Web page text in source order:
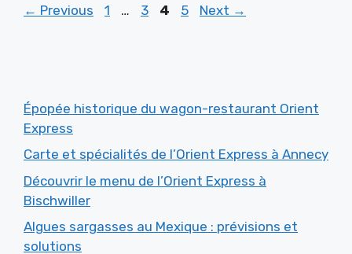
← Previous Page
1 … Page
3 Page
4 Page
5 Next →
Épopée historique du wagon-restaurant Orient
Express
Carte et spécialités de l’Orient Express à Annecy
Découvrir le menu de l’Orient Express à
Bischwiller
Algues sargasses au Mexique : prévisions et
solutions